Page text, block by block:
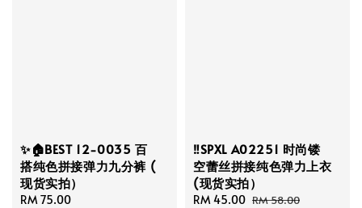
✨🏠BEST 12-0035 百
搭纯色拼接弹力九分裤 (
现货实拍）
Regular
RM 75.00
‼️SPXL A02251 时尚镂
空蕾丝拼接纯色弹力上衣
(现货实拍）
Sale
RM 45.00 Regular
RM 58.00